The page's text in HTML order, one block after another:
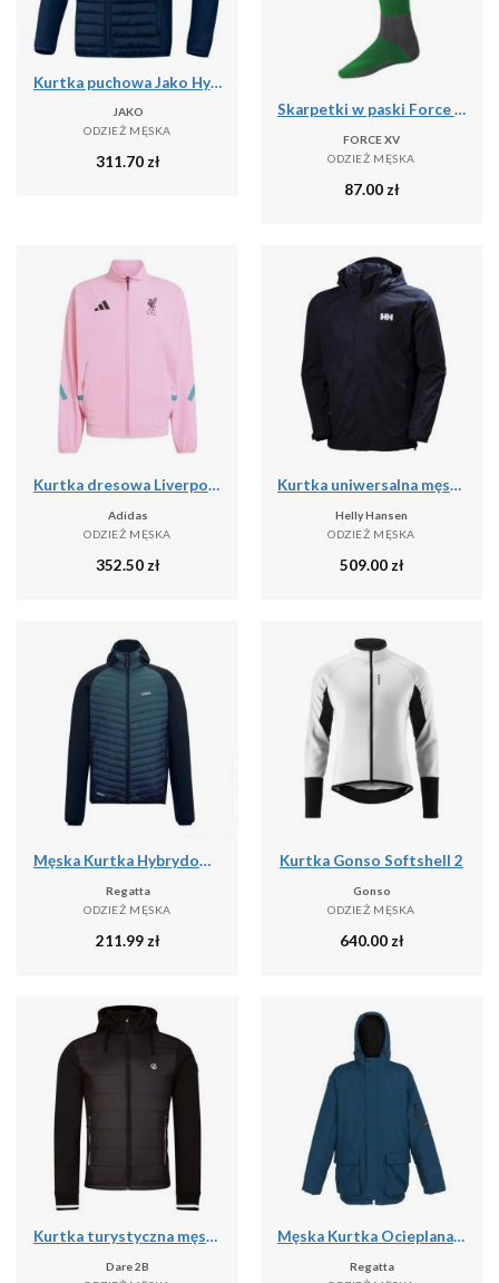
Kurtka puchowa Jako Hybride Corporate
JAKO
ODZIEŻ MĘSKA
311.70zł
Skarpetki w paski Force XV
FORCE XV
ODZIEŻ MĘSKA
87.00 zł
Kurtka dresowa Liverpool FC ZN.E. 2025/26
Adidas
ODZIEŻ MĘSKA
352.50 zł
Kurtka uniwersalna męska Helly Hansen Dubliner Jacket
Helly Hansen
ODZIEŻ MĘSKA
509.00 zł
Męska Kurtka Hybrydowa Andreson
Regatta
ODZIEŻ MĘSKA
211.99 zł
Kurtka Gonso Softshell 2
Gonso
ODZIEŻ MĘSKA
640.00 zł
Kurtka turystyczna męska Dare2b Shield softshell
Dare 2B
Męska Kurtka Ocieplana Volter
Regatta